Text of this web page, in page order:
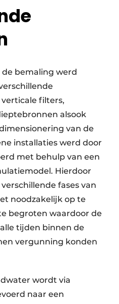
bemaling werd
filters,
alsook
van de
installaties werd door
met behulp van een
Hierdoor
fases van
noodzakelijk op te
begroten waardoor de
tijden binnen de
vergunning konden
wordt via
naar een